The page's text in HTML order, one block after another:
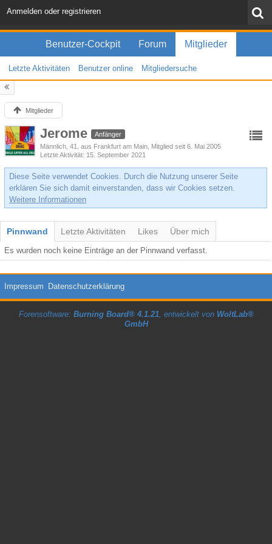
Anmelden oder registrieren
Benutzer-Cockpit Forum Mitglieder
Letzte Aktivitäten Benutzer online Mitgliedersuche
Mitglieder
Jerome
Anfänger
Männlich 41 aus Frankfurt am Main Mitglied seit 6. Mai 2005
Letzte Aktivität 15. September 2021
Diese Seite verwendet Cookies. Durch die Nutzung unserer Seite
erklären Sie sich damit einverstanden, dass wir Cookies setzen.
Weitere Informationen
Pinnwand Letzte Aktivitäten Likes Über mich
Es wurden noch keine Einträge an der Pinnwand verfasst.
Impressum Datenschutzerklärung
Forensoftware: Burning Board® 4.1.21, entwickelt von WoltLab®
GmbH